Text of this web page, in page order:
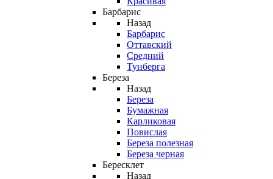
Барбарис
Назад
Барбарис
Оттавский
Средний
Тунберга
Береза
Назад
Береза
Бумажная
Карликовая
Повислая
Береза полезная
Береза черная
Бересклет
Назад